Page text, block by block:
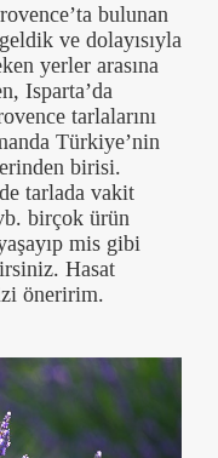
bulunan
ve dolayısıyla
yerler arasına
Isparta’da
tarlalarını
Türkiye’nin
birisi.
tarlada vakit
birçok ürün
mis gibi
Hasat
öneririm.